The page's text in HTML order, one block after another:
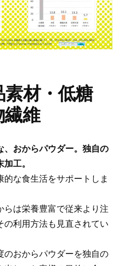
材・低糖
繊維
、おからパウダー。独自の
工。
的な食生活をサポートしま
らは栄養豊富で従来より注
の利用方法も見直されてい
のおからパウダーを独自の